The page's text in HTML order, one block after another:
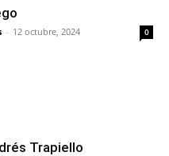
- 12 octubre, 2024 0
Trapiello